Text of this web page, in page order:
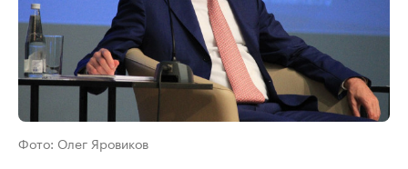
Фото: Олег Яровиков